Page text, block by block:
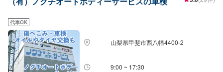
をご入力いただきますとスムーズです。部品やパーツなど販売も可能！部品
購入をご希望の方は、オファーにて事前にご連絡いただきますとスムーズで
す。★【代車について】代車の無料貸し出し可能です。※ガソリン代はお客様
にご負担頂いております。予めご了承ください。【定休日・営業時間】定休
日：日曜日、祝日、第一土曜日営業時間：8:00~17:30
代車OK
山梨県甲斐市西八幡4400-2
9:00 ~ 17:30